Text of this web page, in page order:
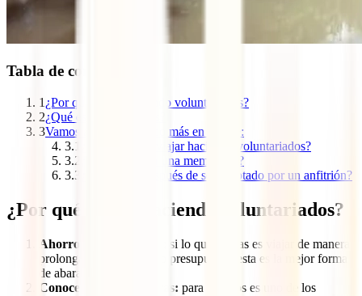
Tabla de contenidos
1 ¿Por qué viajar haciendo voluntariados?
2¿Qué es Worldpackers?
3Vamos a entrar un poco más en detalle:
3.1
¿Cómo puedo viajar haciendo voluntariados?
3.2
¿Se debe pagar una membresía?
3.3
¿Qué hacer después de ser aceptado por un anfitrión?
¿Por qué viajar haciendo voluntariados?
Ahorro en alojamiento
: si lo que deseas es viajar de manera
prolongada y tienes poco presupuesto, esta es la mejor forma
de abaratar costos.
Conocer nuevas culturas: para muchos es uno de los